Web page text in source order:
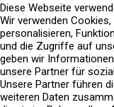
Diese Webseite
Wir verwenden
personalisieren,
und die Zugriffe auf
geben wir
unsere Partner für
Unsere Partner führen
weiteren Daten